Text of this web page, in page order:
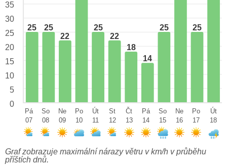
25 25
22
25
22
18
14
25 25
35
30
25
20
15
10
5
0
Pá
07
So
08
Ne
09
Po
10
Út
11
St
12
Čt
13
Pá
14
So
15
Ne
16
Po
17
Út
18
Graf zobrazuje maximální nárazy větru v km/h v průběhu
příštích dnů.